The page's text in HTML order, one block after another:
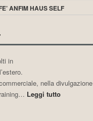
ANFIM HAUS SELF
in
nella divulgazione
Leggi tutto